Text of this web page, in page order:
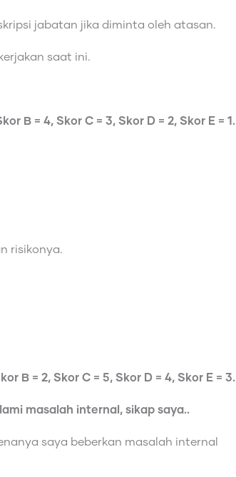
jabatan jika diminta oleh atasan.
saat ini.
B = 4, Skor C = 3, Skor D = 2, Skor E = 1.
risikonya.
B = 2, Skor C = 5, Skor D = 4, Skor E = 3.
masalah internal, sikap saya..
saya beberkan masalah internal